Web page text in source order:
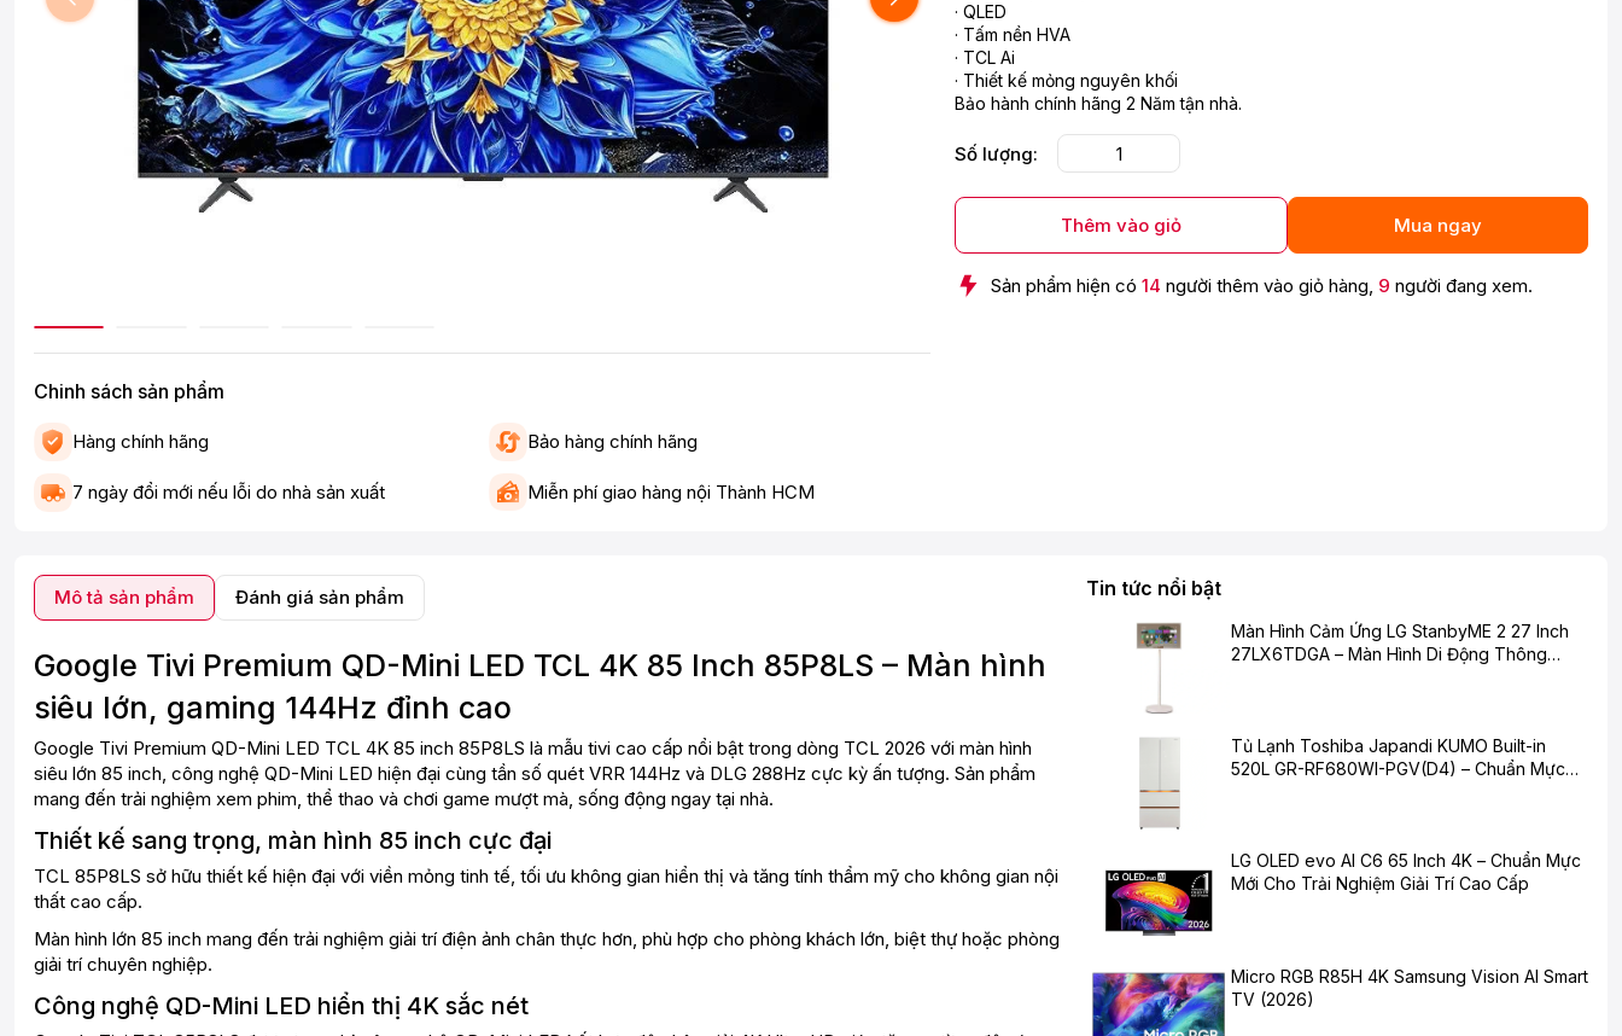
Chinh sách sản phẩm
Hàng chính hãng Bảo hàng chính hãng
7 ngày đổi mới nếu lỗi do nhà sản xuất Miễn phí giao hàng nội Thành HCM
· QLED
· Tấm nền HVA
· TCL Ai
· Thiết kế mỏng nguyên khối
Bảo hành chính hãng 2 Năm tận nhà.
Số lượng:
Thêm vào giỏ Mua ngay
Sản phẩm hiện có 14 người thêm vào giỏ hàng, 9 người đang xem.
Mô tả sản phẩm Đánh giá sản phẩm
Google Tivi Premium QD-Mini LED TCL 4K 85 Inch 85P8LS – Màn hình
siêu lớn, gaming 144Hz đỉnh cao
Google Tivi Premium QD-Mini LED TCL 4K 85 inch 85P8LS là mẫu tivi cao cấp nổi bật trong dòng TCL 2026 với màn hình
siêu lớn 85 inch, công nghệ QD-Mini LED hiện đại cùng tần số quét VRR 144Hz và DLG 288Hz cực kỳ ấn tượng. Sản phẩm
mang đến trải nghiệm xem phim, thể thao và chơi game mượt mà, sống động ngay tại nhà.
Thiết kế sang trọng, màn hình 85 inch cực đại
TCL 85P8LS sở hữu thiết kế hiện đại với viền mỏng tinh tế, tối ưu không gian hiển thị và tăng tính thẩm mỹ cho không gian nội
thất cao cấp.
Màn hình lớn 85 inch mang đến trải nghiệm giải trí điện ảnh chân thực hơn, phù hợp cho phòng khách lớn, biệt thự hoặc phòng
giải trí chuyên nghiệp.
Công nghệ QD-Mini LED hiển thị 4K sắc nét
Tin tức nổi bật
Màn Hình Cảm Ứng LG StanbyME 2 27 Inch
27LX6TDGA – Màn Hình Di Động Thông
Tủ Lạnh Toshiba Japandi KUMO Built-in
520L GR-RF680WI-PGV(D4) – Chuẩn Mực
LG OLED evo AI C6 65 Inch 4K – Chuẩn Mực
Mới Cho Trải Nghiệm Giải Trí Cao Cấp
Micro RGB R85H 4K Samsung Vision AI Smart
TV (2026)